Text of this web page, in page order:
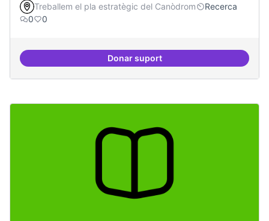
Treballem el pla estratègic del Canòdrom
Recerca
0
0
Donar suportContactes amb centres de